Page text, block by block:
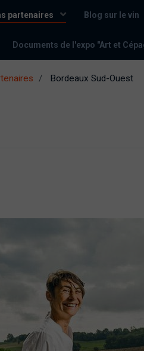
partenaires Blog sur le vin
Documents de l'expo "Art et
Bordeaux Sud-Ouest